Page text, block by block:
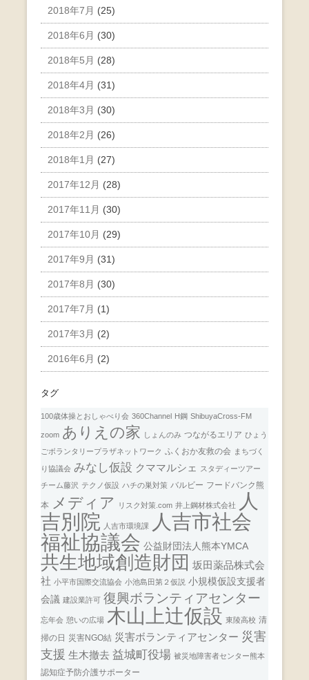
2018年7月 (25)
2018年6月 (30)
2018年5月 (28)
2018年4月 (31)
2018年3月 (30)
2018年2月 (26)
2018年1月 (27)
2017年12月 (28)
2017年11月 (30)
2017年10月 (29)
2017年9月 (31)
2017年8月 (30)
2017年7月 (1)
2017年3月 (2)
2016年6月 (2)
タグ
100歳体操とおしゃべり会 360Channel H鋼 ShibuyaCross-FM
zoom ありえの家 しょんのみ つながるエリア ひょう
ごボランタリープラザネットワーク ふくおか友救の会 まちづく
り協議会 みなし仮設 クママルシェ
スタディーツアー
チーム藤沢 テクノ仮設 ハチの巣対策 バルビー フードバンク熊
本 メディア リスク対策.com 井上鋼材株式会社
人
吉別院
人吉市環境課
人吉市社会
福祉協議会 公益財団法人熊本YMCA
共生地域創造財団 坂田薬品株式会
社 小平市国際交流協会 小池島田第２仮説 小規模仮設支援者
会議 建設業許可 復興ボランティアセンター
忘年会 憩いの広場 木山上辻仮設 東陵高校 清
掃の日 災害NGO結 災害ボランティアセンター 災害
支援 生木撤去 益城町役場 被災地障害者センター熊本
認知症予防介護サポーター